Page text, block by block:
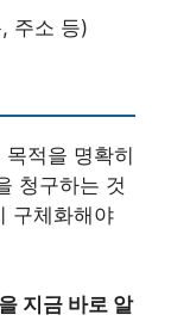
주소 등)
적을 명확히
청구하는 것
구체화해야
지금 바로 알